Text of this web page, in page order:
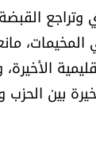
القبضة
بين